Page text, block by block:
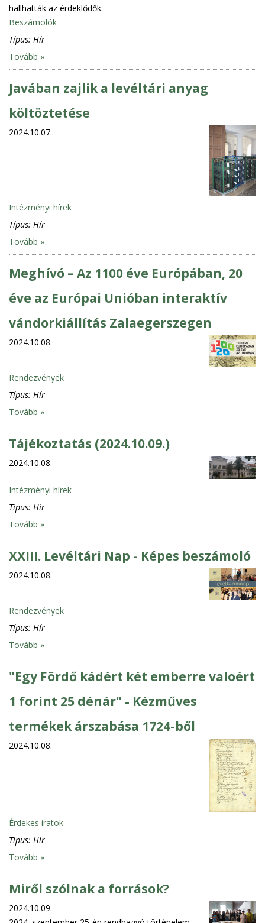
hallhatták az érdeklődők.
Beszámolók
Típus: Hír
Tovább »
Javában zajlik a levéltári anyag
költöztetése
2024.10.07.
Intézményi hírek
Típus: Hír
Tovább »
Meghívó – Az 1100 éve Európában, 20
éve az Európai Unióban interaktív
vándorkiállítás Zalaegerszegen
2024.10.08.
Rendezvények
Típus: Hír
Tovább »
Tájékoztatás (2024.10.09.)
2024.10.08.
Intézményi hírek
Típus: Hír
Tovább »
XXIII. Levéltári Nap - Képes beszámoló
2024.10.08.
Rendezvények
Típus: Hír
Tovább »
"Egy Fördő kádért két emberre valoért
1 forint 25 dénár" - Kézműves
termékek árszabása 1724-ből
2024.10.08.
Érdekes iratok
Típus: Hír
Tovább »
Miről szólnak a források?
2024.10.09.